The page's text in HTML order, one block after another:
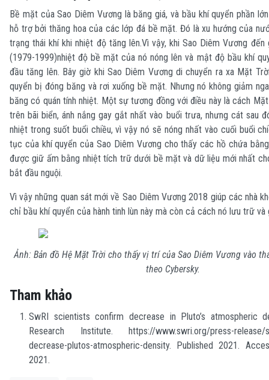
Bề mặt của Sao Diêm Vương là băng giá, và bầu khí quyển phần
hỗ trợ bởi thăng hoa của các lớp đá bề mặt. Đó là xu hướng của
trạng thái khí khi nhiệt độ tăng lên.Vì vậy, khi Sao Diêm Vương
(1979-1999)nhiệt độ bề mặt của nó nóng lên và mật độ bầu khí
đầu tăng lên. Bây giờ khi Sao Diêm Vương di chuyển ra xa Mặt
quyển bị đóng băng và rơi xuống bề mặt. Nhưng nó không giảm
băng có quán tính nhiệt. Một sự tương đồng với điều này là cách
trên bãi biển, ánh nắng gay gắt nhất vào buổi trưa, nhưng cát sau
nhiệt trong suốt buổi chiều, vì vậy nó sẽ nóng nhất vào cuối buổi
tục của khí quyển của Sao Diêm Vương cho thấy các hồ chứa
được giữ ấm bằng nhiệt tích trữ dưới bề mặt và dữ liệu mới nhất
bắt đầu nguội.
Vì vậy những quan sát mới về Sao Diêm Vương 2018 giúp các nhà
chỉ bầu khí quyển của hành tinh lùn này mà còn cả cách nó lưu trữ và
Ảnh: Bản đồ Hệ Mặt Trời cho thấy vị trí của Sao Diêm Vương vào
theo Cybersky.
Tham khảo
SwRI scientists confirm decrease in Pluto’s atmospheric
Research Institute. https://www.swri.org/press-release/
decrease-plutos-atmospheric-density. Published 2021.
2021.